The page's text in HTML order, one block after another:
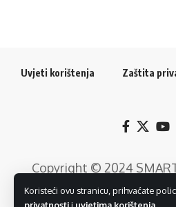
Koristeći ovu stranicu, prihvaćate
Uvjeti korištenja Zaštita
Copyright © 2024
pridržana. Razvoj web